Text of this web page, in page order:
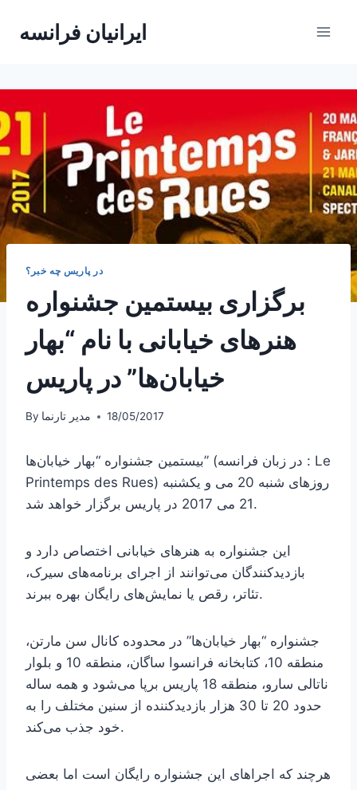
ایرانیان فرانسه
در پاریس چه خبر؟
برگزاری بیستمین جشنواره
هنرهای خیابانی با نام “بهار
خیابان‌ها” در پاریس
By مدیر تارنما 18/05/2017
بیستمین جشنواره “بهار خیابان‌ها” (در زبان فرانسه : Le
Printemps des Rues) روزهای شنبه 20 می و یکشنبه
21 می 2017 در پاریس برگزار خواهد شد.
این جشنواره به هنرهای خیابانی اختصاص دارد و
بازدیدکنندگان می‌توانند از اجرای برنامه‌های سیرک،
تئاتر، رقص یا نمایش‌های رایگان بهره ببرند.
جشنواره “بهار خیابان‌ها” در محدوده کانال سن مارتن،
منطقه 10، کتابخانه فرانسوا ساگان، منطقه 10 و بلوار
ناتالی سارو، منطقه 18 پاریس برپا می‌شود و همه ساله
حدود 20 تا 30 هزار بازدیدکننده از سنین مختلف را به
خود جذب می‌کند.
هرچند که اجراهای این جشنواره رایگان است اما بعضی